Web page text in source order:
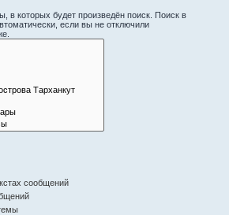
которых будет произведён поиск. Поиск в
если вы не отключили
сообщений